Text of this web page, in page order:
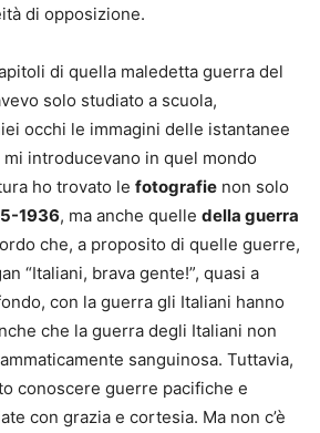
di opposizione.
di quella maledetta guerra del
solo studiato a scuola,
occhi le immagini delle istantanee
introducevano in quel mondo
ho trovato le fotografie non solo
1936, ma anche quelle della guerra
che, a proposito di quelle guerre,
“Italiani, brava gente!”, quasi a
con la guerra gli Italiani hanno
che la guerra degli Italiani non
sanguinosa. Tuttavia,
conoscere guerre pacifiche e
con grazia e cortesia. Ma non c’è